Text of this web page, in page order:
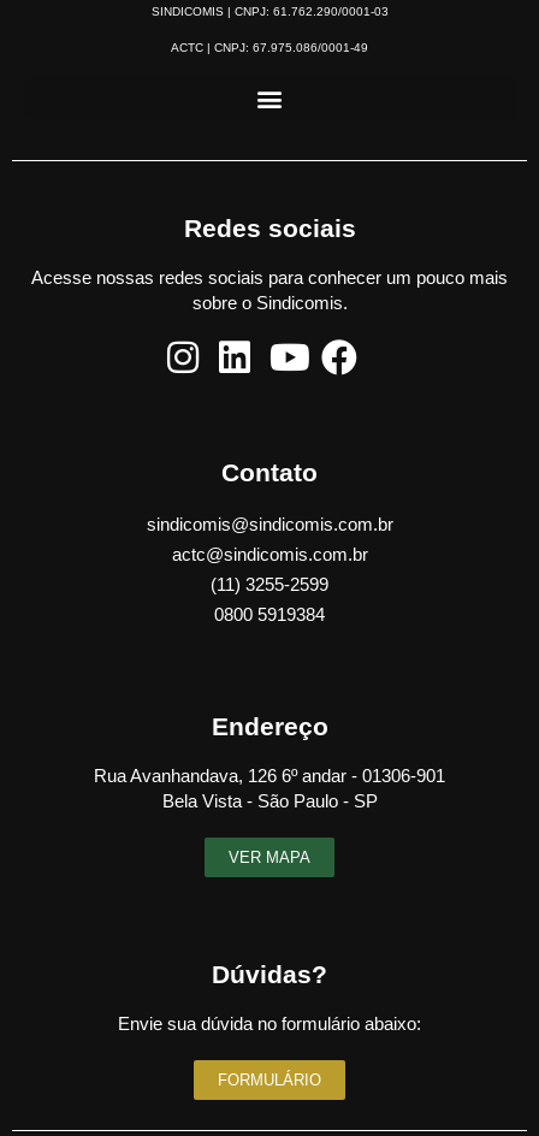
SINDICOMIS | CNPJ: 61.762.290/0001-03
ACTC | CNPJ: 67.975.086/0001-49
Redes sociais
Acesse nossas redes sociais para conhecer um pouco mais
sobre o Sindicomis.
Contato
sindicomis@sindicomis.com.br
actc@sindicomis.com.br
(11) 3255-2599
0800 5919384
Endereço
Rua Avanhandava, 126 6º andar - 01306-901
Bela Vista - São Paulo - SP
VER MAPA
Dúvidas?
Envie sua dúvida no formulário abaixo:
FORMULÁRIO